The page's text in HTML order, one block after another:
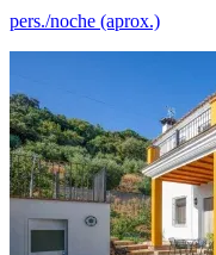
pers./noche (aprox.)